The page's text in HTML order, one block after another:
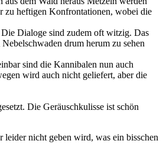
zu heftigen Konfrontationen, wobei die
Dialoge sind zudem oft witzig. Das
drum herum zu sehen
sind die Kannibalen nun auch
wird auch nicht geliefert, aber die
Die Geräuschkulisse ist schön
nicht geben wird, was ein bisschen